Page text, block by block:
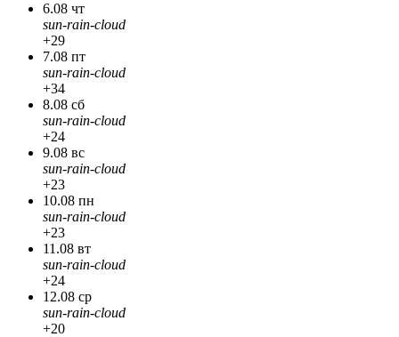
6.08 чт
sun-rain-cloud
+29
7.08 пт
sun-rain-cloud
+34
8.08 сб
sun-rain-cloud
+24
9.08 вс
sun-rain-cloud
+23
10.08 пн
sun-rain-cloud
+23
11.08 вт
sun-rain-cloud
+24
12.08 ср
sun-rain-cloud
+20